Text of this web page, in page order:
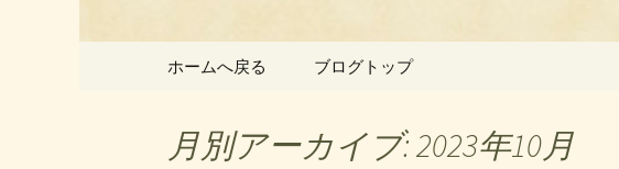
コンテンツへ移動
ホームへ戻る ブログトップ
月別アーカイブ: 2023年10月